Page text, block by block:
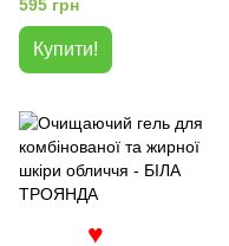
595 грн
Купити!